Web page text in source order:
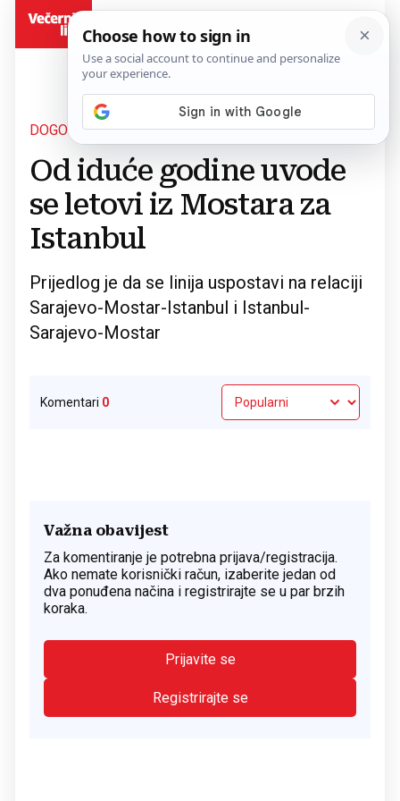
DOGOVOR S TURKISH AIRLINES Povratak na članak
Od iduće godine uvode
se letovi iz Mostara za
Istanbul
Prijedlog je da se linija uspostavi na relaciji
Sarajevo-Mostar-Istanbul i Istanbul-
Sarajevo-Mostar
Komentari 0
Važna obavijest
Za komentiranje je potrebna prijava/registracija.
Ako nemate korisnički račun, izaberite jedan od
dva ponuđena načina i registrirajte se u par brzih
koraka.
Prijavite se
Registrirajte se